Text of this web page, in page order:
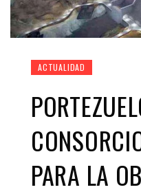
ACTUALIDAD
PARA LA